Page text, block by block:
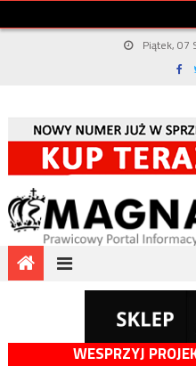
Piątek, 07
WESPRZYJ